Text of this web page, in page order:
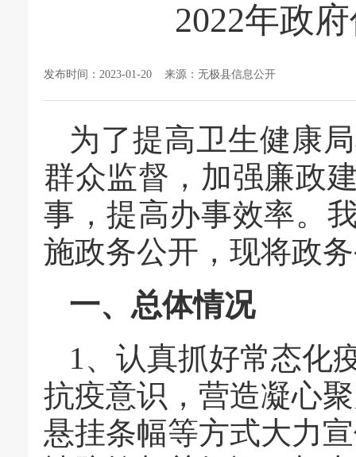
2022年政
发布时间：2023-01-20 来源：无极县信息公开
为了提高卫生健康
群众监督，加强廉政
事，提高办事效率。
施政务公开，现将政
一、总体情况
1、认真抓好常态化
抗疫意识，营造凝心
悬挂条幅等方式大力